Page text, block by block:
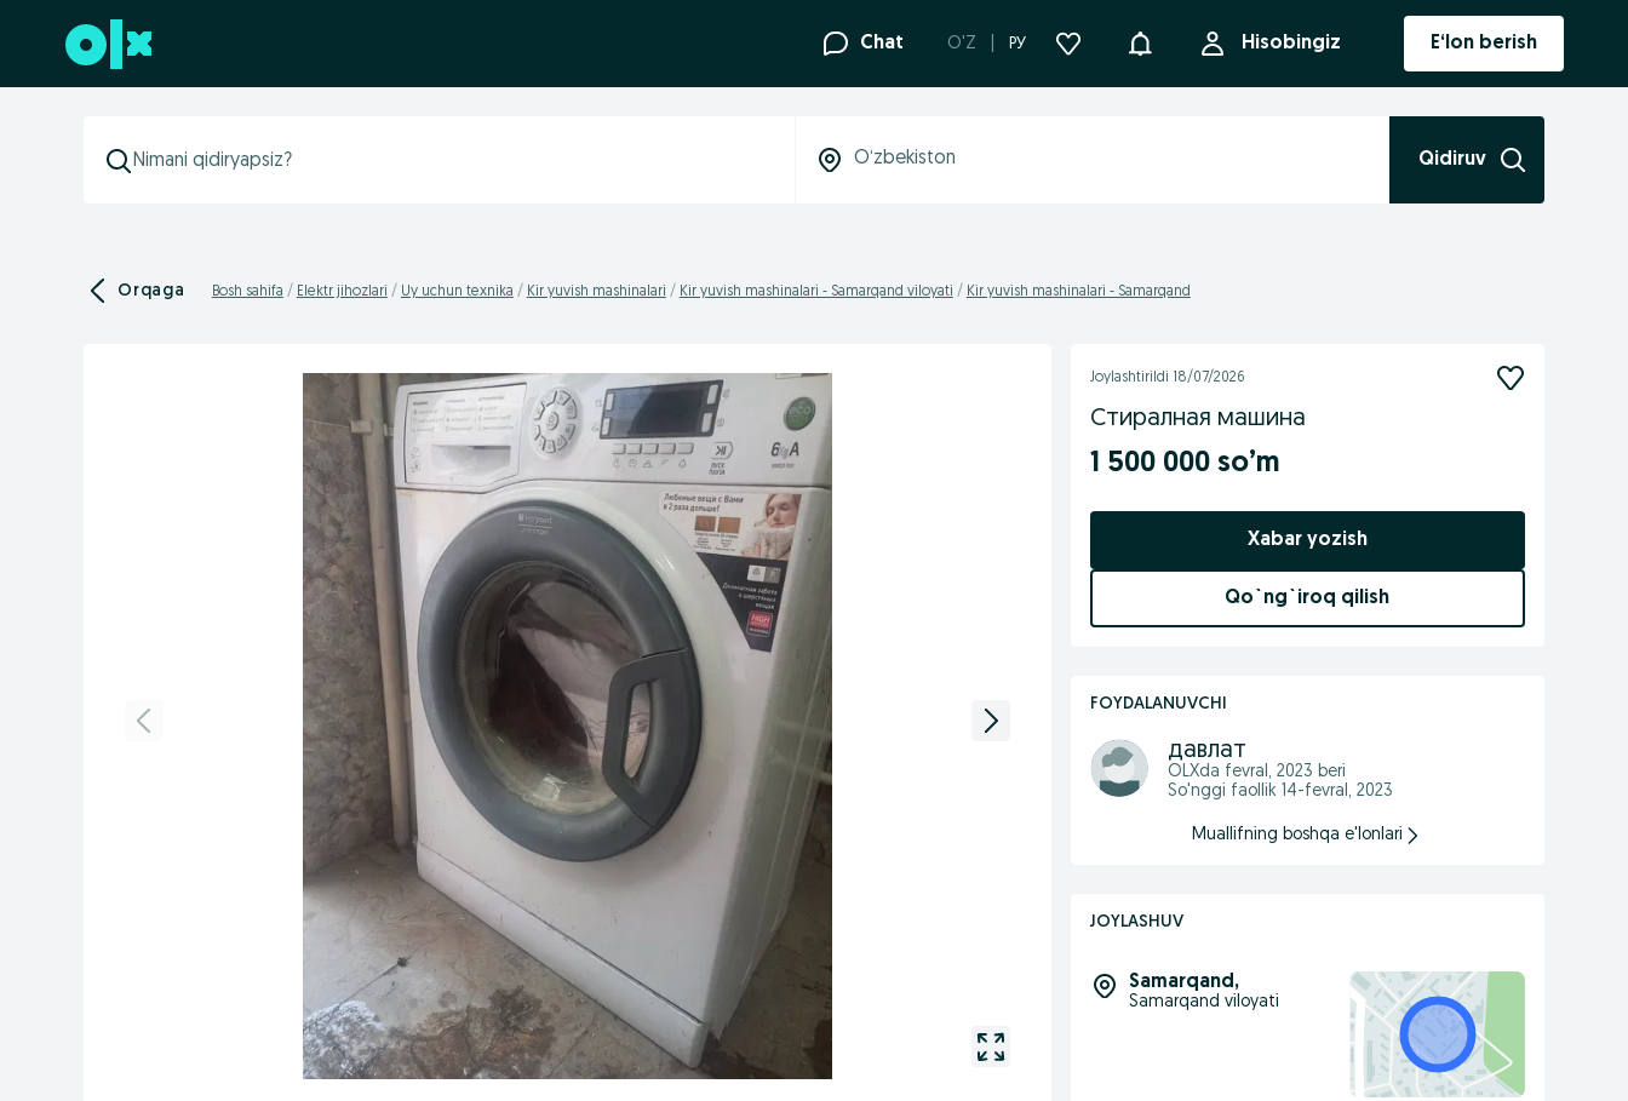
Futerga oʻtish Chat O'Z РУ Bildirishnoma Hisobingiz E‘lon berish
Qidiruv
Orqaga Bosh sahifa Elektr jihozlari Uy uchun texnika Kir yuvish mashinalari Kir yuvish mashinalari - Samarqand viloyati Kir yuvish mashinalari - Samarqand
Joylashtirildi 18/07/2026
Стиралная машина
1 500 000 so’m
Xabar yozish
Qo`ng`iroq qilish
FOYDALANUVCHI
давлат
OLXda fevral, 2023 beri
So'nggi faollik 14-fevral, 2023
Muallifning boshqa e'lonlari
JOYLASHUV
Samarqand ,
Samarqand viloyati